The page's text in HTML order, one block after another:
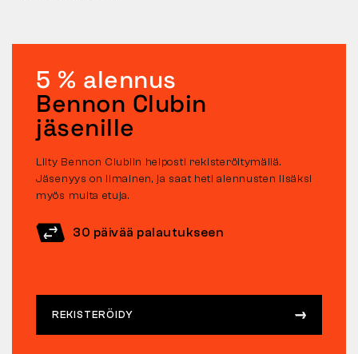
5 % alennus
Bennon Clubin
jäsenille
Liity Bennon Clubiin helposti rekisteröitymällä.
Jäsenyys on ilmainen, ja saat heti alennusten lisäksi
myös muita etuja.
30 päivää palautukseen
REKISTERÖIDY